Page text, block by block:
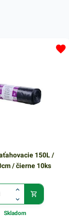
150L /
/ čierne 10ks
Skladom